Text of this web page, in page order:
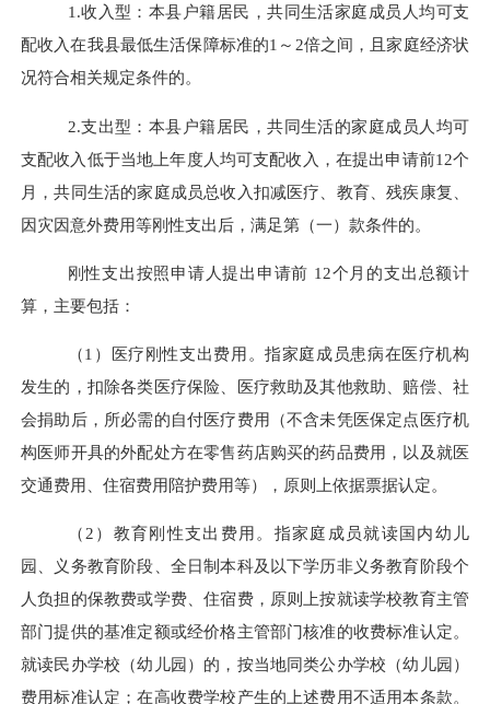
1.收入型：本县户籍居民，共同生活家庭成员人均可支
配收入在我县最低生活保障标准的1 ～ 2倍之间 ，且家庭经济状
况符合相关规定条件的。
2.支出型：本县户籍居民，共同生活的家庭成员人均可
支配收入低于当地上年度人均可支配收入，在提出申请前12个
月，共同生活的家庭成员总收入扣减医疗、教育、残疾康复、
因灾因意外费用等刚性支出后，满足第（一）款条件的。
刚性支出按照申请人提出申请前 12个月的支出总额计
算，主要包括：
（1 ） 医疗刚性支出费用。指家庭成员患病在医疗机构
发生的，扣除各类医疗保险、医疗救助及其他救助、赔偿、社
会捐助后，所必需的自付医疗费用（不含未凭医保定点医疗机
构医师开具的外配处方在零售药店购买的药品费用，以及就医
交通费用、住宿费用陪护费用等），原则上依据票据认定。
（ 2 ） 教育刚性支出费用。指家庭成员就读国内幼儿
园、义务教育阶段、全日制本科及以下学历非义务教育阶段个
人负担的保教费或学费、住宿费，原则上按就读学校教育主管
部门提供的基准定额或经价格主管部门核准的收费标准认定。
就读民办学校（幼儿园）的，按当地同类公办学校（幼儿园）
费用标准认定；在高收费学校产生的上述费用不适用本条款。